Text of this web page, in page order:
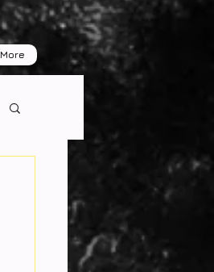
More